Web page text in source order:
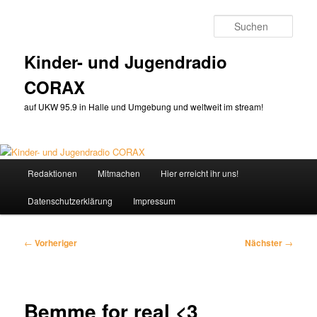
Kinder- und Jugendradio
CORAX
auf UKW 95.9 in Halle und Umgebung und weltweit im stream!
Redaktionen Mitmachen Hier erreicht ihr uns!
Datenschutzerklärung Impressum
Beitragsnavigation
← Vorheriger Nächster →